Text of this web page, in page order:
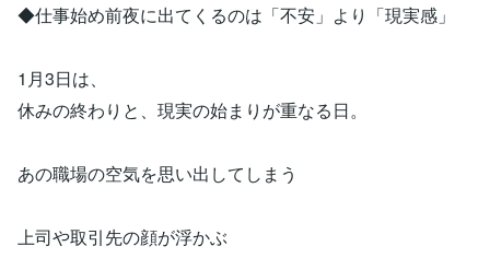
◆仕事始め前夜に出てくるのは「不安」より「現実感」
1月3日は、
休みの終わりと、現実の始まりが重なる日。
あの職場の空気を思い出してしまう
上司や取引先の顔が浮かぶ